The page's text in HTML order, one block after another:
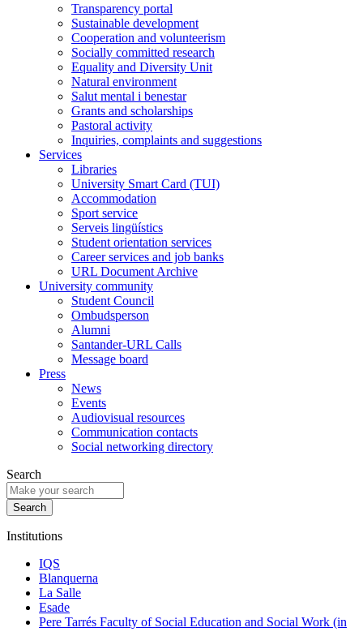
Transparency portal
Sustainable development
Cooperation and volunteerism
Socially committed research
Equality and Diversity Unit
Natural environment
Salut mental i benestar
Grants and scholarships
Pastoral activity
Inquiries, complaints and suggestions
Services
Libraries
University Smart Card (TUI)
Accommodation
Sport service
Serveis lingüístics
Student orientation services
Career services and job banks
URL Document Archive
University community
Student Council
Ombudsperson
Alumni
Santander-URL Calls
Message board
Press
News
Events
Audiovisual resources
Communication contacts
Social networking directory
Search
Institutions
IQS
Blanquerna
La Salle
Esade
Pere Tarrés Faculty of Social Education and Social Work (in